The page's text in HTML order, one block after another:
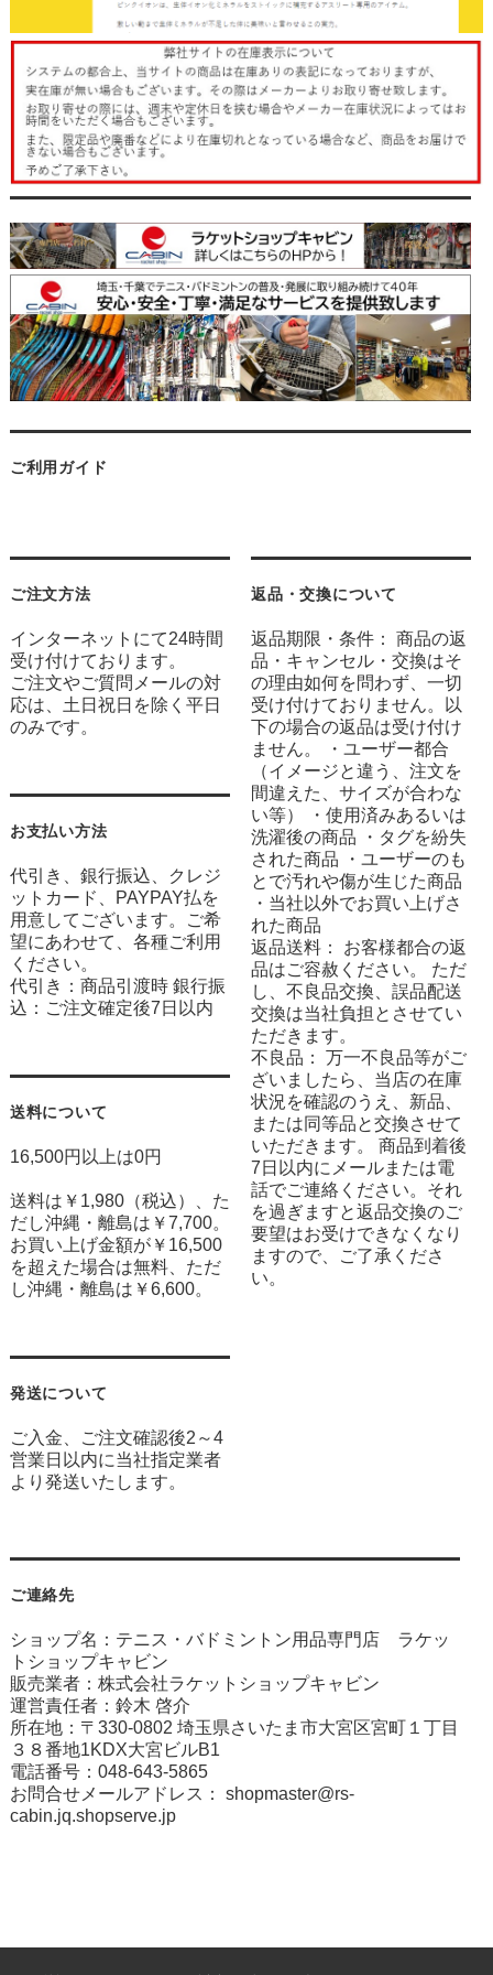
ご利用ガイド
ご注文方法
インターネットにて24時間
受け付けております。
ご注文やご質問メールの対
応は、土日祝日を除く平日
のみです。
お支払い方法
代引き、銀行振込、クレジ
ットカード、PAYPAY払を
用意してございます。ご希
望にあわせて、各種ご利用
ください。
代引き：商品引渡時 銀行振
込：ご注文確定後7日以内
送料について
16,500円以上は0円
送料は￥1,980（税込）、た
だし沖縄・離島は￥7,700。
お買い上げ金額が￥16,500
を超えた場合は無料、ただ
し沖縄・離島は￥6,600。
発送について
ご入金、ご注文確認後2～4
営業日以内に当社指定業者
より発送いたします。
返品・交換について
返品期限・条件： 商品の返
品・キャンセル・交換はそ
の理由如何を問わず、一切
受け付けておりません。以
下の場合の返品は受け付け
ません。 ・ユーザー都合
（イメージと違う、注文を
間違えた、サイズが合わな
い等） ・使用済みあるいは
洗濯後の商品 ・タグを紛失
された商品 ・ユーザーのも
とで汚れや傷が生じた商品
・当社以外でお買い上げさ
れた商品
返品送料： お客様都合の返
品はご容赦ください。 ただ
し、不良品交換、誤品配送
交換は当社負担とさせてい
ただきます。
不良品： 万一不良品等がご
ざいましたら、当店の在庫
状況を確認のうえ、新品、
または同等品と交換させて
いただきます。 商品到着後
7日以内にメールまたは電
話でご連絡ください。それ
を過ぎますと返品交換のご
要望はお受けできなくなり
ますので、ご了承くださ
い。
ご連絡先
ショップ名：テニス・バドミントン用品専門店 ラケッ
トショップキャビン
販売業者：株式会社ラケットショップキャビン
運営責任者：鈴木 啓介
所在地：〒330-0802 埼玉県さいたま市大宮区宮町１丁目
３８番地1KDX大宮ビルB1
電話番号：048-643-5865
お問合せメールアドレス： shopmaster@rs-
cabin.jq.shopserve.jp